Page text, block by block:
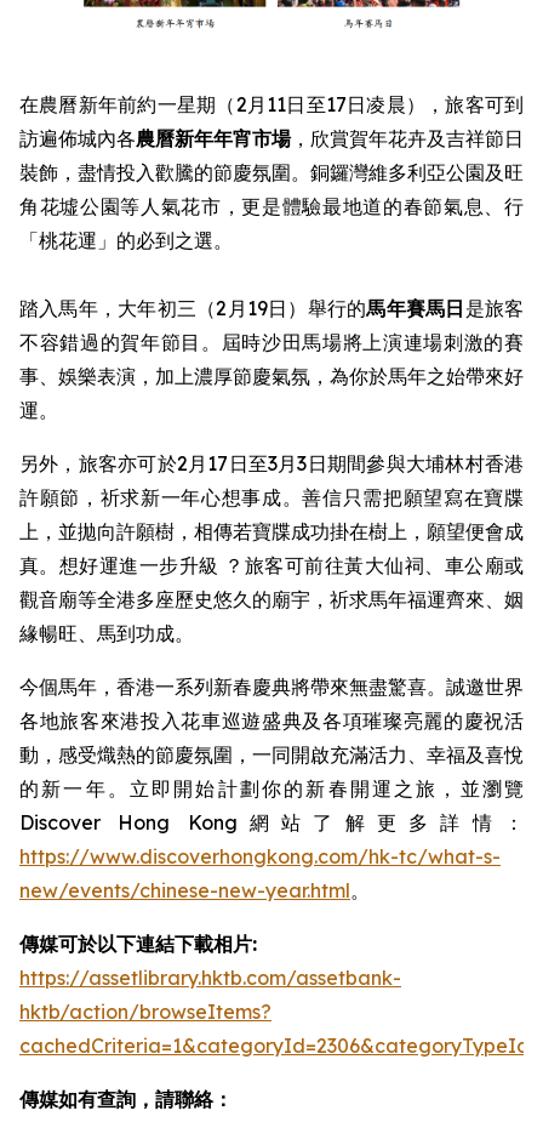
在農曆新年前約一星期（2月11日至17日凌晨），旅客可到
訪遍佈城內各農曆新年年宵市場，欣賞賀年花卉及吉祥節日
裝飾，盡情投入歡騰的節慶氛圍。銅鑼灣維多利亞公園及旺
角花墟公園等人氣花市，更是體驗最地道的春節氣息、行
「桃花運」的必到之選。
踏入馬年，大年初三（2月19日）舉行的馬年賽馬日 是旅客
不容錯過的賀年節目。屆時沙田馬場將上演連場刺激的賽
事、娛樂表演，加上濃厚節慶氣氛，為你於馬年之始帶來好
運。
另外，旅客亦可於2月17日至3月3日期間參與大埔林村香港
許願節，祈求新一年心想事成。善信只需把願望寫在寶牒
上，並拋向許願樹，相傳若寶牒成功掛在樹上，願望便會成
真。想好運進一步升級 ？旅客可前往黃大仙祠、車公廟或
觀音廟等全港多座歷史悠久的廟宇，祈求馬年福運齊來、姻
緣暢旺、馬到功成。
今個馬年，香港一系列新春慶典將帶來無盡驚喜。誠邀世界
各地旅客來港投入花車巡遊盛典及各項璀璨亮麗的慶祝活
動，感受熾熱的節慶氛圍，一同開啟充滿活力、幸福及喜悅
的新一年。立即開始計劃你的新春開運之旅，並瀏覽
Discover Hong Kong網站了解更多詳情：
https://www.discoverhongkong.com/hk-tc/what-s-
new/events/chinese-new-year.html。
傳媒可於以下連結下載相片:
https://assetlibrary.hktb.com/assetbank-
hktb/action/browseItems?
傳媒如有查詢，請聯絡：